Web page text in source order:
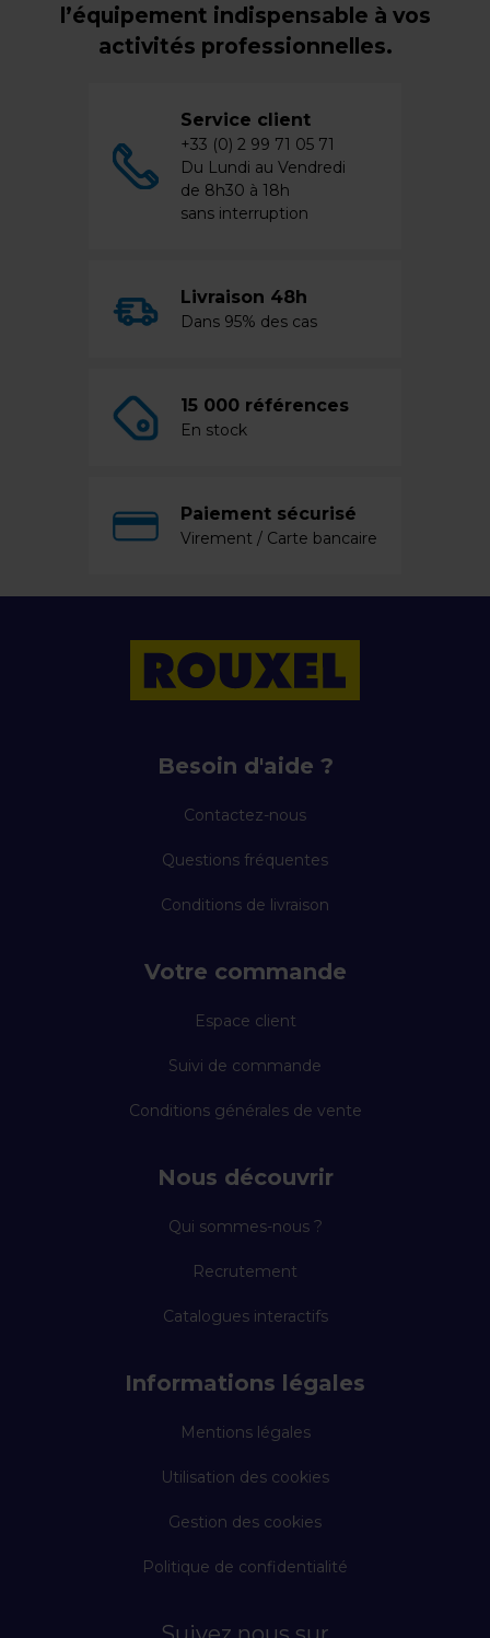
l’équipement indispensable à vos
activités professionnelles.
Service client
+33 (0) 2 99 71 05 71
Du Lundi au Vendredi
de 8h30 à 18h
sans interruption
Livraison 48h
Dans 95% des cas
15 000 références
En stock
Paiement sécurisé
Virement / Carte bancaire
Besoin d'aide ?
Contactez-nous
Questions fréquentes
Conditions de livraison
Votre commande
Espace client
Suivi de commande
Conditions générales de vente
Nous découvrir
Qui sommes-nous ?
Recrutement
Catalogues interactifs
Informations légales
Mentions légales
Utilisation des cookies
Gestion des cookies
Politique de confidentialité